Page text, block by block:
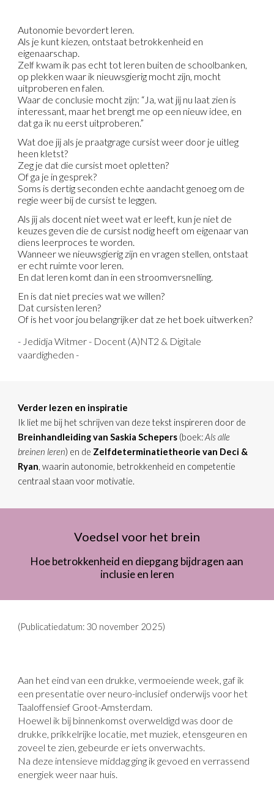
Autonomie bevordert leren.
Als je kunt kiezen, ontstaat betrokkenheid en
eigenaarschap.
Zelf kwam ik pas echt tot leren buiten de schoolbanken,
op plekken waar ik nieuwsgierig mocht zijn, mocht
uitproberen en falen.
Waar de conclusie mocht zijn: “Ja, wat jij nu laat zien is
interessant, maar het brengt me op een nieuw idee, en
dat ga ik nu eerst uitproberen.”
Wat doe jij als je praatgrage cursist weer door je uitleg
heen kletst?
Zeg je dat die cursist moet opletten?
Of ga je in gesprek?
Soms is dertig seconden echte aandacht genoeg om de
regie weer bij de cursist te leggen.
Als jij als docent niet weet wat er leeft, kun je niet de
keuzes geven die de cursist nodig heeft om eigenaar van
diens leerproces te worden.
Wanneer we nieuwsgierig zijn en vragen stellen, ontstaat
er echt ruimte voor leren.
En dat leren komt dan in een stroomversnelling.
En is dat niet precies wat we willen?
Dat cursisten leren?
Of is het voor jou belangrijker dat ze het boek uitwerken?
- Jedidja Witmer - Docent (A)NT2 & Digitale
vaardigheden -
Verder lezen en inspiratie
Ik liet me bij het schrijven van deze tekst inspireren door de
Breinhandleiding van Saskia Schepers (boek:Als alle
breinen leren) en de Zelfdeterminatietheorie van Deci &
Ryan, waarin autonomie, betrokkenheid en competentie
centraal staan voor motivatie.
Voedsel voor het brein
Hoe betrokkenheid en diepgang bijdragen aan
inclusie en leren
(Publicatiedatum: 30 november 2025)
Aan het eind van een drukke, vermoeiende week, gaf ik
een presentatie over neuro-inclusief onderwijs voor het
Taaloffensief Groot-Amsterdam.
Hoewel ik bij binnenkomst overweldigd was door de
drukke, prikkelrijke locatie, met muziek, etensgeuren en
zoveel te zien, gebeurde er iets onverwachts.
Na deze intensieve middag ging ik gevoed en verrassend
energiek weer naar huis.